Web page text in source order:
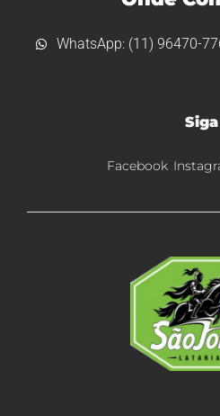
WhatsApp: (11) 96470-
Siga
Facebook